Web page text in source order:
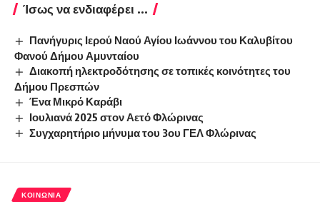
Ίσως να ενδιαφέρει ...
Πανήγυρις Ιερού Ναού Αγίου Ιωάννου του Καλυβίτου
Φανού Δήμου Αμυνταίου
Διακοπή ηλεκτροδότησης σε τοπικές κοινότητες του
Δήμου Πρεσπών
Ένα Μικρό Καράβι
Ιουλιανά 2025 στον Αετό Φλώρινας
Συγχαρητήριο μήνυμα του 3ου ΓΕΛ Φλώρινας
ΚΟΙΝΩΝΊΑ